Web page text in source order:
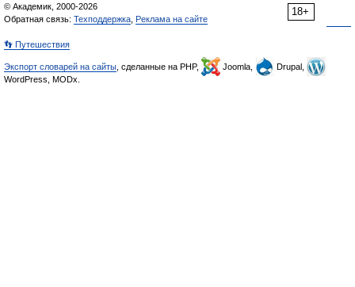
18+
© Академик, 2000-2026
Обратная связь: Техподдержка Реклама на сайте
👣 Путешествия
Экспорт словарей на сайты , сделанные на PHP, Joomla,
Drupal,
WordPress, MODx.